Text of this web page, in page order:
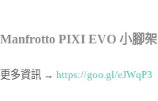
Manfrotto PIXI EVO 小腳架
更多資訊 → https://goo.gl/eJWqP3